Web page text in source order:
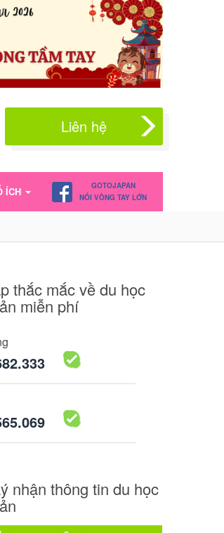
Liên hệ
ÍCH
GOTOJAPAN
NỐI VÒNG TAY LỚN
thắc mắc về du học
miễn phí
nhận thông tin du học